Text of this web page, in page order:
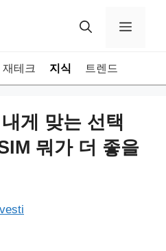
Menu
재테크 지식 트렌드
게 맞는 선택
뭐가 더 좋을